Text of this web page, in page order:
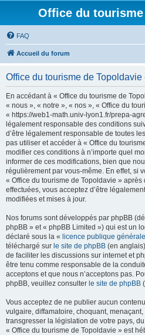
Office du
FAQ
Accueil du forum
Office du tourisme de
En accédant à « Office du tourisme de
« nous », « notre », « nos », « Office du
« https://web1-math.univ-lyon1.fr/prepa-
légalement responsable des conditions
d’être légalement responsable de toutes
pas utiliser et accéder à « Office du
modifier ces conditions à n’importe quel
informer de ces modifications, bien que
régulièrement par vous-même. En effet, si
« Office du tourisme de Topoldavie »
effectuées, vous acceptez d’être
modifiées et mises à jour.
Nos forums sont développés par phpBB
phpBB » et « phpBB Limited ») qui est un
déclaré sous la « licence publique
téléchargé sur le site de phpBB (en
de faciliter les discussions sur internet et
être tenu comme responsable de la
acceptons et que nous n’acceptons pas.
phpBB, veuillez consulter le site de phpBB
Vous acceptez de ne publier aucun
vulgaire, diffamatoire, choquant,
transgresser la législation de votre pays,
« Office du tourisme de Topoldavie » est